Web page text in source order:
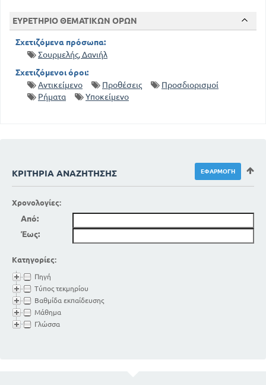
ΕΥΡΕΤΗΡΙΟ ΘΕΜΑΤΙΚΩΝ ΟΡΩΝ
Σχετιζόμενα πρόσωπα:
Σουρμελής, Δανιήλ
Σχετιζόμενοι όροι:
Αντικείμενο
Προθέσεις
Προσδιορισμοί
Ρήματα
Υποκείμενο
ΚΡΙΤΉΡΙΑ ΑΝΑΖΉΤΗΣΗΣ
Χρονολογίες:
Από:
Έως:
Κατηγορίες:
Πηγή
Τύπος τεκμηρίου
Βαθμίδα εκπαίδευσης
Μάθημα
Γλώσσα